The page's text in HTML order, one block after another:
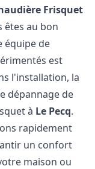
Frisquet
êtes au bon
équipe de
est
l'installation, la
dépannage de
à Le Pecq.
rapidement
un confort
maison ou